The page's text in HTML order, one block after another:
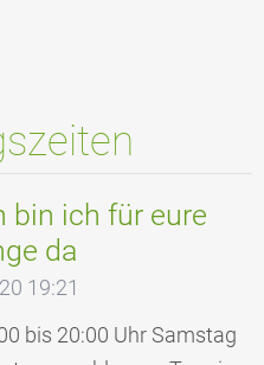
bin ich für eure
da
19:21
bis 20:00 Uhr Samstag